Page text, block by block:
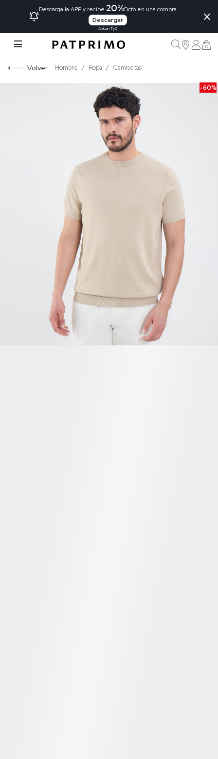
Descarga la APP y recibe 20%Dcto en una compra
Descargar
Aplican TyC
×
0
Volver Hombre Ropa Camisetas
-60%